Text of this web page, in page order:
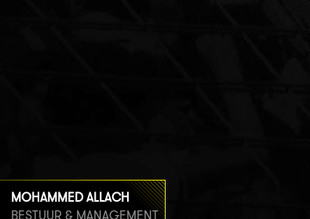
MOHAMMED ALLACH
BESTUUR & MANAGEMENT